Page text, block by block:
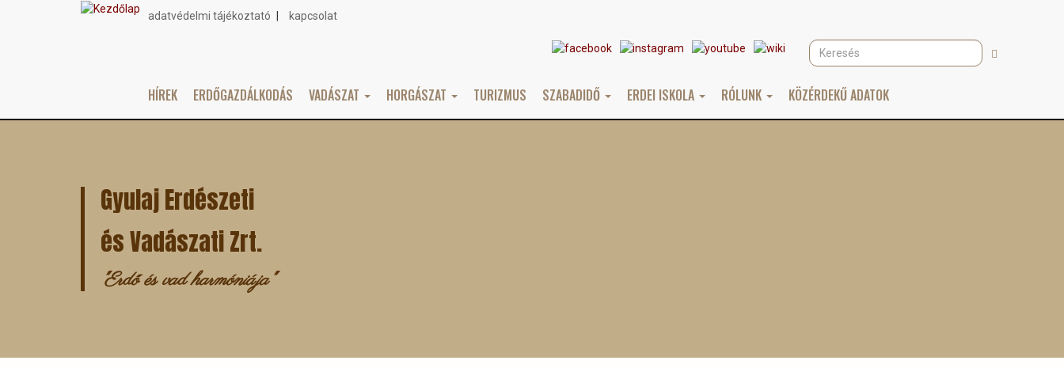
Topmenu
adatvédelmi tájékoztató kapcsolat
Keresés Keresés
Main
HÍREK ERDŐGAZDÁLKODÁS VADÁSZAT HORGÁSZAT TURIZMUS SZABADIDŐ ERDEI ISKOLA RÓLUNK KÖZÉRDEKŰ ADATOK
Gyulaj Erdészeti
és Vadászati Zrt.
"Erdő és vad harmóniája"